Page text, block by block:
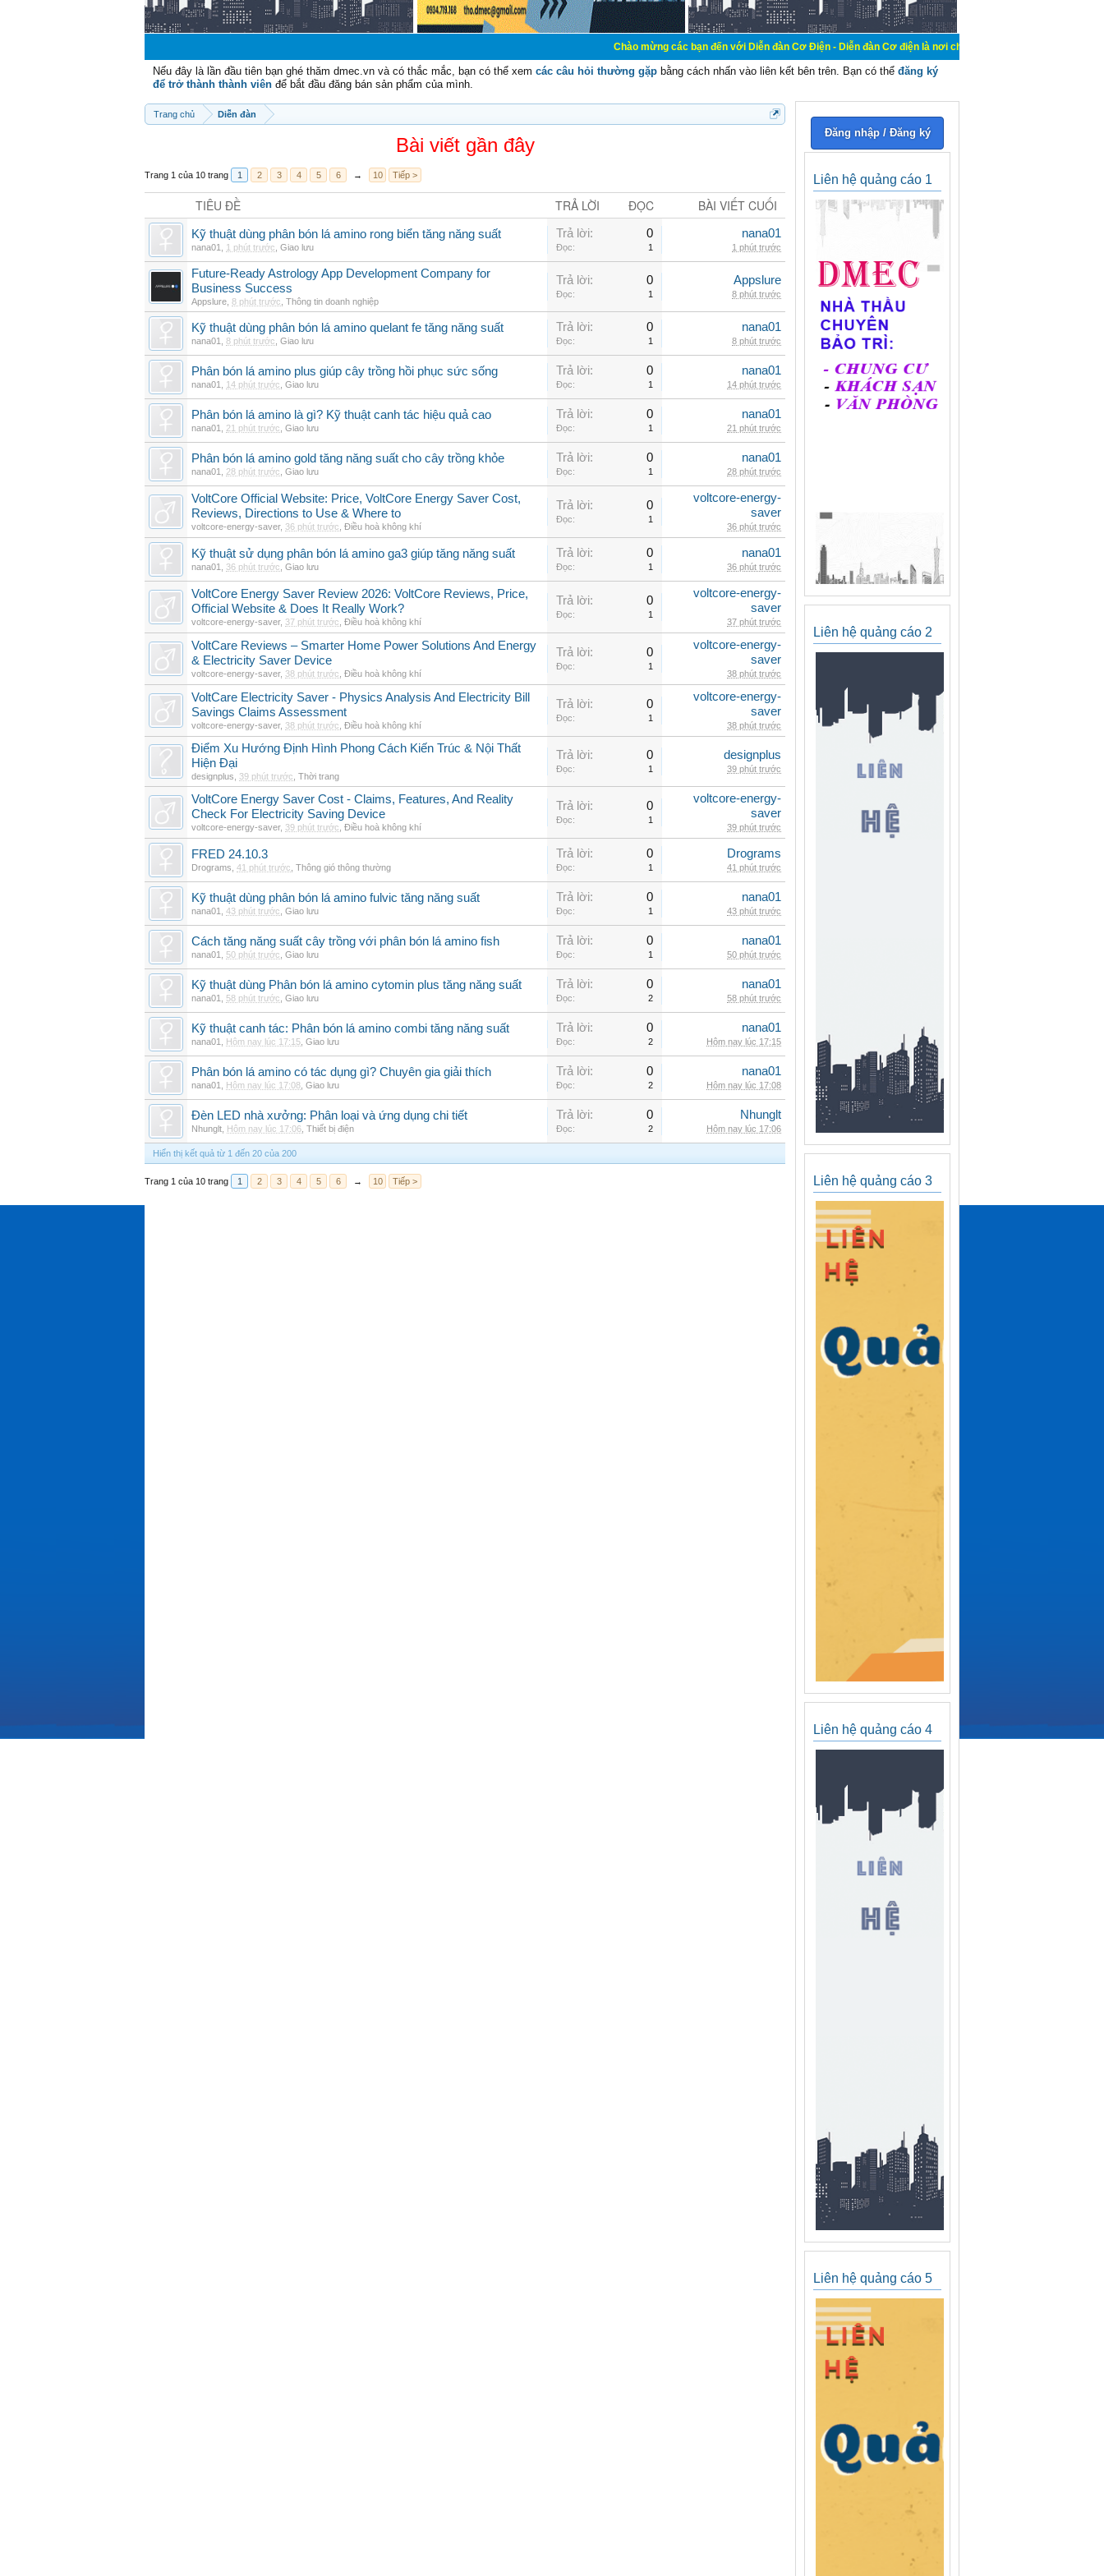
Chào mừng các bạn đến với Diễn đàn Cơ Điện - Diễn đàn Cơ điện là nơi chia sẽ kiến thức kinh nghiệm trong lãnh
Nếu đây là lần đầu tiên bạn ghé thăm dmec.vn và có thắc mắc, bạn có thể xem các câu hỏi thường gặp bằng cách nhấn vào liên kết bên trên. Bạn có thể đăng ký
để trở thành thành viên để bắt đầu đăng bán sản phẩm của mình.
Trang chủ Diễn đàn
Bài viết gần đây
Trang 1 của 10 trang 1 2 3 4 5 6 → 10 Tiếp >
TIÊU ĐỀ TRẢ LỜI ĐỌC BÀI VIẾT CUỐI
Kỹ thuật dùng phân bón lá amino rong biển tăng năng suất
nana01 1 phút trước Giao lưu
Trả lời: 0
Đọc: 1
nana01
1 phút trước
Future-Ready Astrology App Development Company for
Business Success
Appslure 8 phút trước Thông tin doanh nghiệp
Trả lời: 0
Đọc: 1
Appslure
8 phút trước
Kỹ thuật dùng phân bón lá amino quelant fe tăng năng suất
nana01 8 phút trước Giao lưu
Trả lời: 0
Đọc: 1
nana01
8 phút trước
Phân bón lá amino plus giúp cây trồng hồi phục sức sống
nana01 14 phút trước Giao lưu
Trả lời: 0
Đọc: 1
nana01
14 phút trước
Phân bón lá amino là gì? Kỹ thuật canh tác hiệu quả cao
nana01 21 phút trước Giao lưu
Trả lời: 0
Đọc: 1
nana01
21 phút trước
Phân bón lá amino gold tăng năng suất cho cây trồng khỏe
nana01 28 phút trước Giao lưu
Trả lời: 0
Đọc: 1
nana01
28 phút trước
VoltCore Official Website: Price, VoltCore Energy Saver Cost,
Reviews, Directions to Use & Where to
voltcore-energy-saver, 36 phút trước Điều hoà không khí
Trả lời: 0
Đọc: 1
voltcore-energy-
saver
36 phút trước
Kỹ thuật sử dụng phân bón lá amino ga3 giúp tăng năng suất
nana01 36 phút trước Giao lưu
Trả lời: 0
Đọc: 1
nana01
36 phút trước
VoltCore Energy Saver Review 2026: VoltCore Reviews, Price,
Official Website & Does It Really Work?
voltcore-energy-saver, 37 phút trước Điều hoà không khí
Trả lời: 0
Đọc: 1
voltcore-energy-
saver
37 phút trước
VoltCare Reviews – Smarter Home Power Solutions And Energy
& Electricity Saver Device
voltcore-energy-saver, 38 phút trước Điều hoà không khí
Trả lời: 0
Đọc: 1
voltcore-energy-
saver
38 phút trước
VoltCare Electricity Saver - Physics Analysis And Electricity Bill
Savings Claims Assessment
voltcore-energy-saver, 38 phút trước Điều hoà không khí
Trả lời: 0
Đọc: 1
voltcore-energy-
saver
38 phút trước
Điểm Xu Hướng Định Hình Phong Cách Kiến Trúc & Nội Thất
Hiện Đại
designplus 39 phút trước Thời trang
Trả lời: 0
Đọc: 1
designplus
39 phút trước
VoltCore Energy Saver Cost - Claims, Features, And Reality
Check For Electricity Saving Device
voltcore-energy-saver, 39 phút trước Điều hoà không khí
Trả lời: 0
Đọc: 1
voltcore-energy-
saver
39 phút trước
FRED 24.10.3
Drograms 41 phút trước Thông gió thông thường
Trả lời: 0
Đọc: 1
Drograms
41 phút trước
Kỹ thuật dùng phân bón lá amino fulvic tăng năng suất
nana01 43 phút trước Giao lưu
Trả lời: 0
Đọc: 1
nana01
43 phút trước
Cách tăng năng suất cây trồng với phân bón lá amino fish
nana01 50 phút trước Giao lưu
Trả lời: 0
Đọc: 1
nana01
50 phút trước
Kỹ thuật dùng Phân bón lá amino cytomin plus tăng năng suất
nana01 58 phút trước Giao lưu
Trả lời: 0
Đọc: 2
nana01
58 phút trước
Kỹ thuật canh tác: Phân bón lá amino combi tăng năng suất
nana01 Hôm nay lúc 17:15 Giao lưu
Trả lời: 0
Đọc: 2
nana01
Hôm nay lúc 17:15
Phân bón lá amino có tác dụng gì? Chuyên gia giải thích
nana01 Hôm nay lúc 17:08 Giao lưu
Trả lời: 0
Đọc: 2
nana01
Hôm nay lúc 17:08
Đèn LED nhà xưởng: Phân loại và ứng dụng chi tiết
Nhunglt Hôm nay lúc 17:06 Thiết bị điện
Trả lời: 0
Đọc: 2
Nhunglt
Hôm nay lúc 17:06
Hiển thị kết quả từ 1 đến 20 của 200
Trang 1 của 10 trang 1 2 3 4 5 6 → 10 Tiếp >
Đăng nhập / Đăng ký
Liên hệ quảng cáo 1
Liên hệ quảng cáo 2
Liên hệ quảng cáo 3
Liên hệ quảng cáo 4
Liên hệ quảng cáo 5